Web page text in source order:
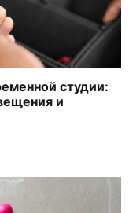
студии:
и